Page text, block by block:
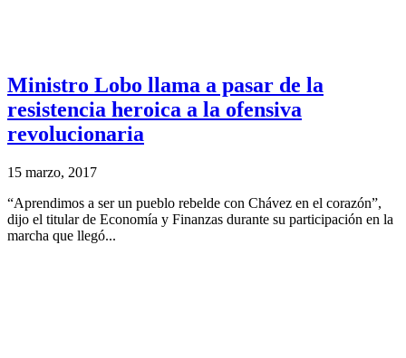
Ministro Lobo llama a pasar de la
resistencia heroica a la ofensiva
revolucionaria
15 marzo, 2017
“Aprendimos a ser un pueblo rebelde con Chávez en el corazón”,
dijo el titular de Economía y Finanzas durante su participación en la
marcha que llegó...